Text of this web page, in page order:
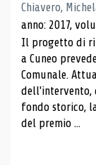
Chiavero,
anno: 2017,
Il progetto di
a Cuneo
Comunale.
dell'intervento,
fondo storico,
del premio ...